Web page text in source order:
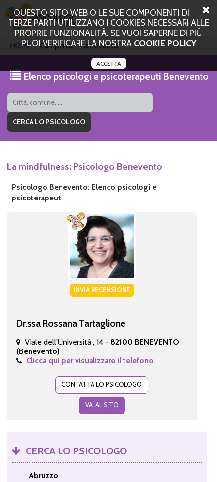
QUESTO SITO WEB O LE SUE COMPONENTI DI
TERZE PARTI UTILIZZANO I COOKIES NECESSARI ALLE
PROPRIE FUNZIONALITÀ. SE VUOI SAPERNE DI PIÙ
PUOI VERIFICARE LA NOSTRA COOKIE POLICY
ACCETTA
HOME Campania Benevento
Elenco psicologi e psicoterapeuti Benevento
La mindfulness: Psicologo Benevento
Psicologo Benevento: Elenco psicologi e
psicoterapeuti
INVIA RECENSIONE
Dr.ssa Rossana Tartaglione
Viale dell'Università , 14 - 82100 BENEVENTO
(Benevento)
Clicca qui per visualizzare il telefono
CONTATTA LO PSICOLOGO
VAI AL SITO
CERCA LO PSICOLOGO
Abruzzo